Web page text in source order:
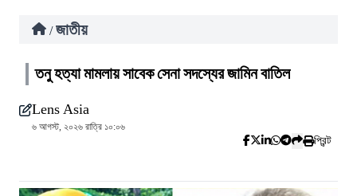
/ জাতীয়
তনু হত্যা মামলায় সাবেক সেনা সদস্যের জামিন বাতিল
Lens Asia
৬ আগস্ট, ২০২৬ রাত্রি ১০:০৬
প্রিন্ট